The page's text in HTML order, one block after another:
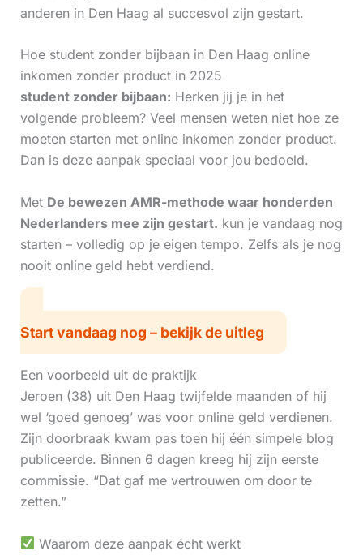
anderen in Den Haag al succesvol zijn gestart.
Hoe student zonder bijbaan in Den Haag online
inkomen zonder product in 2025
student zonder bijbaan: Herken jij je in het
volgende probleem? Veel mensen weten niet hoe ze
moeten starten met online inkomen zonder product.
Dan is deze aanpak speciaal voor jou bedoeld.
Met De bewezen AMR-methode waar honderden
Nederlanders mee zijn gestart. kun je vandaag nog
starten – volledig op je eigen tempo. Zelfs als je nog
nooit online geld hebt verdiend.
Start vandaag nog – bekijk de uitleg
Een voorbeeld uit de praktijk
Jeroen (38) uit Den Haag twijfelde maanden of hij
wel ‘goed genoeg’ was voor online geld verdienen.
Zijn doorbraak kwam pas toen hij één simpele blog
publiceerde. Binnen 6 dagen kreeg hij zijn eerste
commissie. “Dat gaf me vertrouwen om door te
zetten.”
Waarom deze aanpak écht werkt